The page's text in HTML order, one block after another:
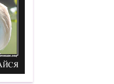
5. Демотиватор